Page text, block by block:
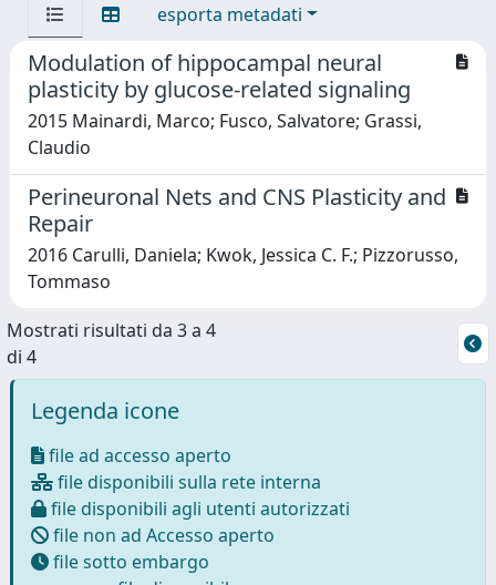
esporta metadati
Modulation of hippocampal neural
plasticity by glucose-related signaling
2015 Mainardi, Marco; Fusco, Salvatore; Grassi,
Claudio
Perineuronal Nets and CNS Plasticity and
Repair
2016 Carulli, Daniela; Kwok, Jessica C. F.; Pizzorusso,
Tommaso
Mostrati risultati da 3 a 4
di 4
Legenda icone
file ad accesso aperto
file disponibili sulla rete interna
file disponibili agli utenti autorizzati
file non ad Accesso aperto
file sotto embargo